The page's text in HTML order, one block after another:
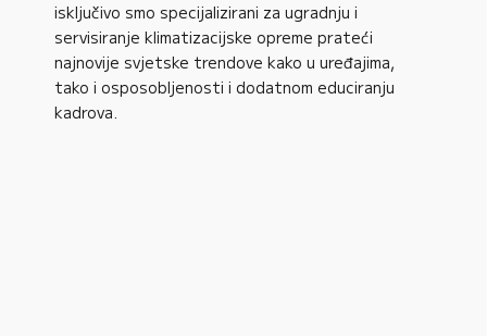
isključivo smo specijalizirani za ugradnju i
servisiranje klimatizacijske opreme prateći
najnovije svjetske trendove kako u uređajima,
tako i osposobljenosti i dodatnom educiranju
kadrova.